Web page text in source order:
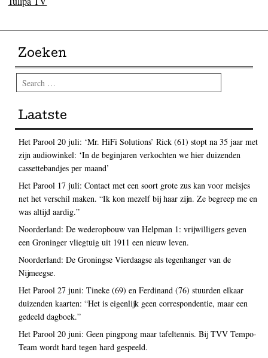
Zoeken
Search
Laatste
Het Parool 20 juli: ‘Mr. HiFi Solutions’ Rick (61) stopt na 35 jaar met
zijn audiowinkel: ‘In de beginjaren verkochten we hier duizenden
cassettebandjes per maand’
Het Parool 17 juli: Contact met een soort grote zus kan voor meisjes
net het verschil maken. “Ik kon mezelf bij haar zijn. Ze begreep me en
was altijd aardig.”
Noorderland: De wederopbouw van Helpman 1: vrijwilligers geven
een Groninger vliegtuig uit 1911 een nieuw leven.
Noorderland: De Groningse Vierdaagse als tegenhanger van de
Nijmeegse.
Het Parool 27 juni: Tineke (69) en Ferdinand (76) stuurden elkaar
duizenden kaarten: “Het is eigenlijk geen correspondentie, maar een
gedeeld dagboek.”
Het Parool 20 juni: Geen pingpong maar tafeltennis. Bij TVV Tempo-
Team wordt hard tegen hard gespeeld.